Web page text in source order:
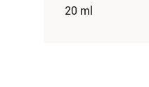
20 ml